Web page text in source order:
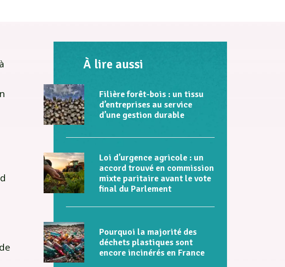
À lire aussi
Filière forêt-bois : un tissu
d’entreprises au service
d’une gestion durable
Loi d’urgence agricole : un
accord trouvé en commission
mixte paritaire avant le vote
final du Parlement
Pourquoi la majorité des
déchets plastiques sont
encore incinérés en France